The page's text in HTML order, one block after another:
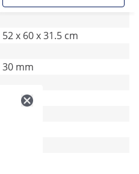
52 x 60 x 31.5 cm
30 mm